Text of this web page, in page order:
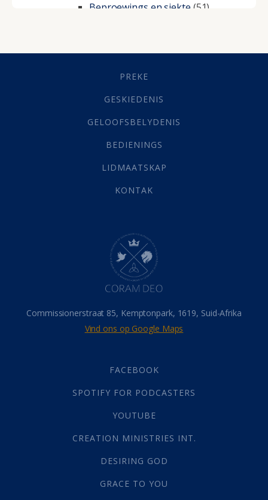
Beproewings en siekte (51)
Geestelike Groei(10)
(21)
Grys Areas(4)
Lewensdoel(3)
Selfondersoek(1)
Werk(22)
(142)
Hemel (31)
Israel (14)
Millennium(1)
Oordeelsdag(19)
Verheerlikte liggaam
Wederkoms
(27)
Gebed(87)
Die Onse Vader(12)
God(392)
Afgode(23)
Almag(1)
Alomteenwoordig
Alwetendheid (1)
PREKE
GESKIEDENIS
GELOOFSBELYDENIS
BEDIENINGS
LIDMAATSKAP
KONTAK
Commissionerstraat 85, Kemptonpark, 1619, Suid-Afrika
Vind ons op Google Maps
FACEBOOK
SPOTIFY FOR PODCASTERS
YOUTUBE
CREATION MINISTRIES INT.
DESIRING GOD
GRACE TO YOU